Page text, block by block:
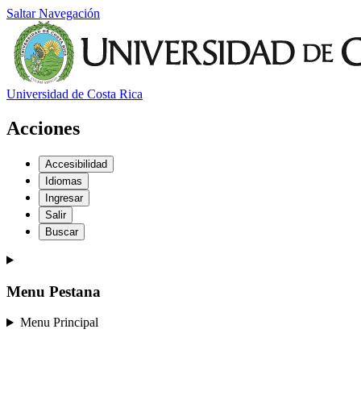
Saltar Navegación
Universidad de Costa Rica
Acciones
Accesibilidad
Idiomas
Ingresar
Salir
Buscar
Menu Pestana
Menu Principal